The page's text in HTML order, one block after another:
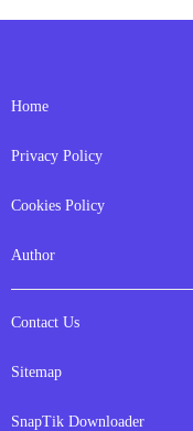
Home
Privacy Policy
Cookies Policy
Author
Contact Us
Sitemap
SnapTik Downloader